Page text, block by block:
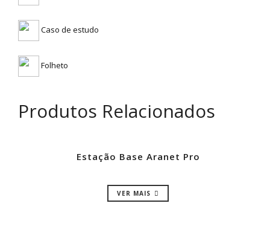
Caso de estudo
Folheto
Produtos Relacionados
Estação Base Aranet Pro
VER MAIS